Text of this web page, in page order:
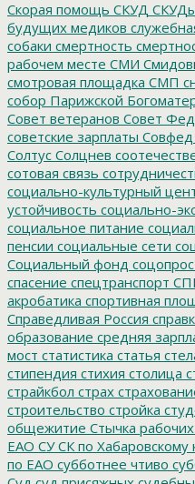
Скорая помощь СКУД
будущих медиков
собаки смертность
рабочем месте СМИ
смотровая площадка СМП
собор Парижской
Совет ветеранов Совет
советские зарплаты Совфед
Солтус Солцнев
сотовая связь
социально-культурный
устойчивость социально-
социальное питание
пенсии социальные сети
Социальный фонд соцопрос
спасение спецтранспорт
акробатика спортивная
Справедливая Россия
образование средняя
мост статистика статья
стипендия стихия столица
страйкбол страх
строительство стройка
общежитие Стычка
ЕАО СУ СК по
по ЕАО субботнее чтиво